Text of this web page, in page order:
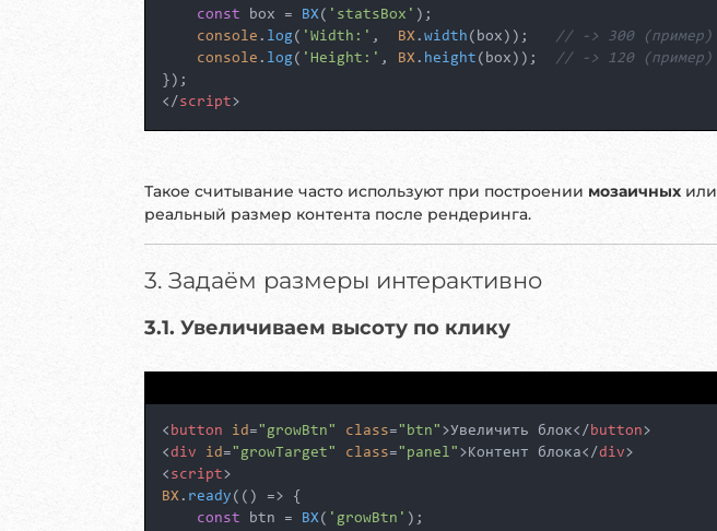
const box = BX( 'statsBox' );
console . log( 'Width:' , BX. width (box));
// -> 300 (пример)
console . log( 'Height:' , BX. height (box));
// -> 120 (пример)
</ script>
Такое считывание часто используют при построении мозаичныхили
реальный размер контента после рендеринга.
3. Задаём размеры интерактивно
3.1. Увеличиваем высоту по клику
< button id = "growBtn" class= "btn" >Увеличить блок</ button>
<div id = "growTarget" class= "panel" > Контент блока</div>
< script>
BX. ready ( () => {
const btn = BX( 'growBtn' );